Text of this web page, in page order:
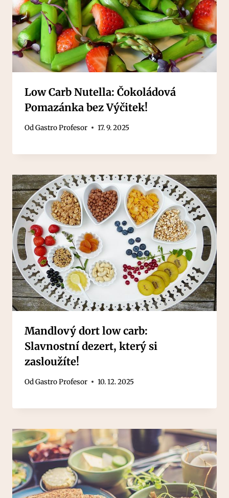
Low Carb Nutella: Čokoládová
Pomazánka bez Výčitek!
OdGastro Profesor 17. 9. 2025
Mandlový dort low carb:
Slavnostní dezert, který si
zasloužíte!
OdGastro Profesor 10. 12. 2025